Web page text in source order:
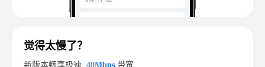
觉得太慢了？
新版本畅享极速 40Mbps 带宽